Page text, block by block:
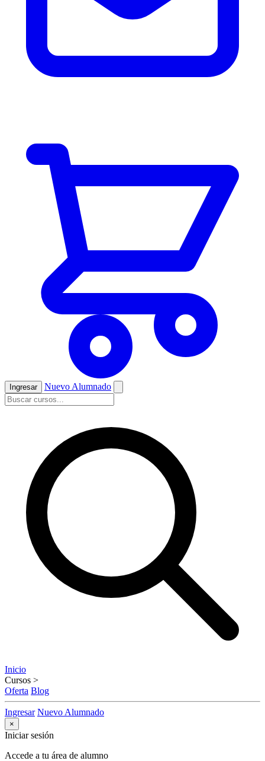
Ingresar Nuevo Alumnado
Inicio
Cursos >
Oferta Blog
Ingresar Nuevo Alumnado
×
Iniciar sesión
Accede a tu área de alumno